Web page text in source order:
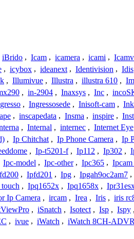
iBrido , Icam , icamera , icami ,
, icybox , ideanext , Identivision , Idis
, Illumivue , Illustra , illustra 610 ,
, in-2904 , Inaxsys , Inc ,
, Ingressosede , Inisoft-cam ,
, inscapedata , Insma , inspire ,
, Internal , internec , Internet Eye
, Ip Chitchat , Ip Phone Camera , Ip
, Ip-t5201-f , Ip112 , Ip302 ,
Ipc-model , Ipc-other , Ipc365 ,
, Ipfd201 , Ipg , Ipgah9oc2am7 ,
, Ipq1652x , Ipq1658x ,
Ip Camera , ircam , Irea , Iris , iris
, iSnatch , Isotect , Isp , Ispy ,
, ivue , iWatch , iWatch 8CH-ADVR